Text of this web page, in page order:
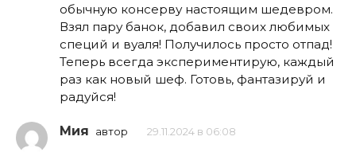
обычную консерву настоящим шедевром.
Взял пару банок, добавил своих любимых
специй и вуаля! Получилось просто отпад!
Теперь всегда экспериментирую, каждый
раз как новый шеф. Готовь, фантазируй и
радуйся!
Мия автор 29.11.2024 в 06:08